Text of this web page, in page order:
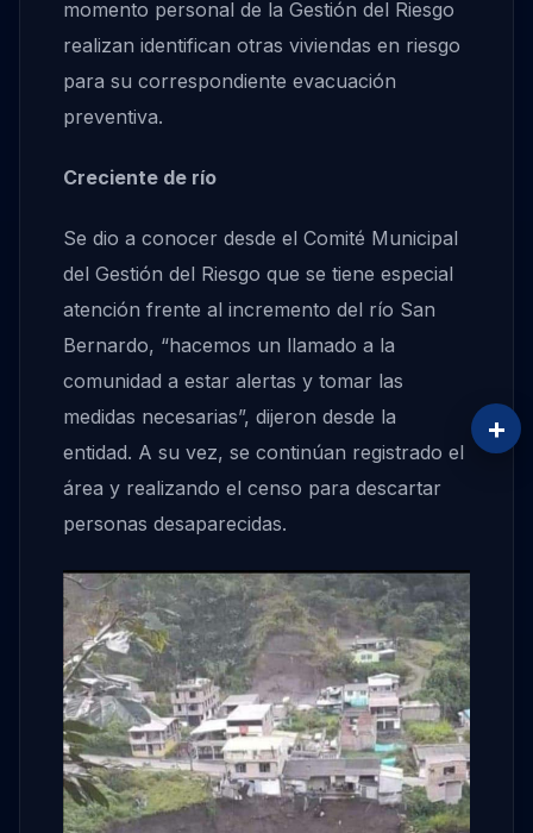
momento personal de la Gestión del Riesgo
realizan identifican otras viviendas en riesgo
para su correspondiente evacuación
preventiva.
Creciente de río
Se dio a conocer desde el Comité Municipal
del Gestión del Riesgo que se tiene especial
atención frente al incremento del río San
Bernardo, “hacemos un llamado a la
comunidad a estar alertas y tomar las
medidas necesarias”, dijeron desde la
entidad. A su vez, se continúan registrado el
área y realizando el censo para descartar
personas desaparecidas.
+